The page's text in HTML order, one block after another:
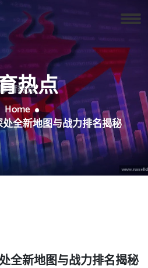
热点
Home
全新地图与战力排名揭秘
全新地图与战力排名揭秘